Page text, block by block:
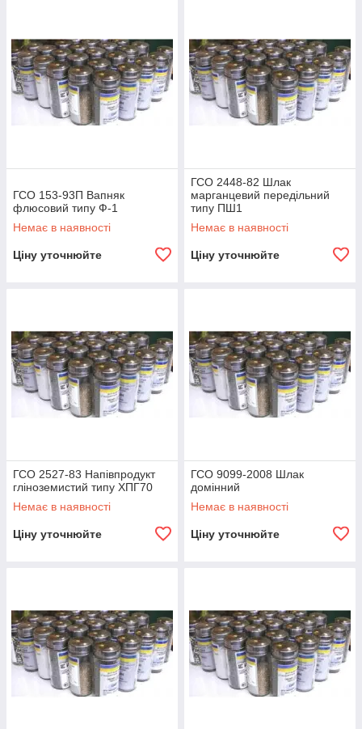
ГСО 153-93П Вапняк
флюсовий типу Ф-1
Немає в наявності
Ціну уточнюйте
ГСО 2448-82 Шлак
марганцевий передільний
типу ПШ1
Немає в наявності
Ціну уточнюйте
ГСО 2527-83 Напівпродукт
гліноземистий типу ХПГ70
Немає в наявності
Ціну уточнюйте
ГСО 9099-2008 Шлак
домінний
Немає в наявності
Ціну уточнюйте